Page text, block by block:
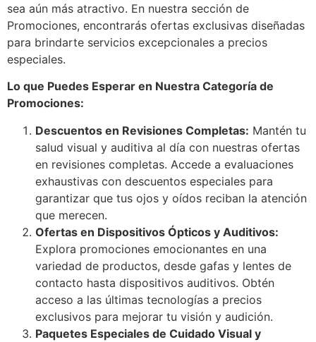
sea aún más atractivo. En nuestra sección de
Promociones, encontrarás ofertas exclusivas diseñadas
para brindarte servicios excepcionales a precios
especiales.
Lo que Puedes Esperar en Nuestra Categoría de
Promociones:
Descuentos en Revisiones Completas: Mantén tu
salud visual y auditiva al día con nuestras ofertas
en revisiones completas. Accede a evaluaciones
exhaustivas con descuentos especiales para
garantizar que tus ojos y oídos reciban la atención
que merecen.
Ofertas en Dispositivos Ópticos y Auditivos:
Explora promociones emocionantes en una
variedad de productos, desde gafas y lentes de
contacto hasta dispositivos auditivos. Obtén
acceso a las últimas tecnologías a precios
exclusivos para mejorar tu visión y audición.
Paquetes Especiales de Cuidado Visual y